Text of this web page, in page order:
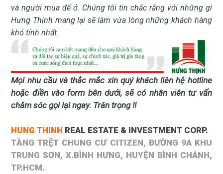
và người mua để ở. Chúng tôi tin chắc rằng với những gì
Hưng Thịnh mang lại sẽ làm vừa lòng những khách hàng
khó tính nhất.
Mọi nhu cầu và thắc mắc xin quý khách liên hệ hotline
hoặc điền vào form bên dưới, sẽ có nhân viên tư vấn
chăm sóc gọi lại ngay. Trân trọng !!
HUNG THINH REAL ESTATE & INVESTMENT CORP.
TẦNG TRỆT CHUNG CƯ CITIZEN, ĐƯỜNG 9A KHU
TRUNG SƠN, X.BÌNH HƯNG, HUYỆN BÌNH CHÁNH,
TP.HCM.